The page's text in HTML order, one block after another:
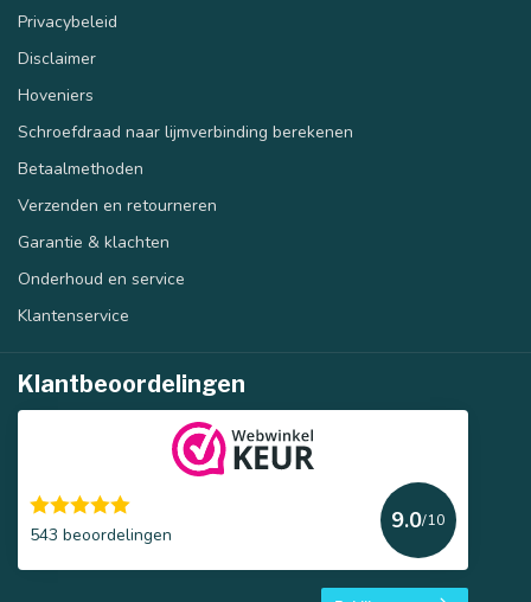
Privacybeleid
Disclaimer
Hoveniers
Schroefdraad naar lijmverbinding berekenen
Betaalmethoden
Verzenden en retourneren
Garantie & klachten
Onderhoud en service
Klantenservice
Klantbeoordelingen
543 beoordelingen
9.0/10